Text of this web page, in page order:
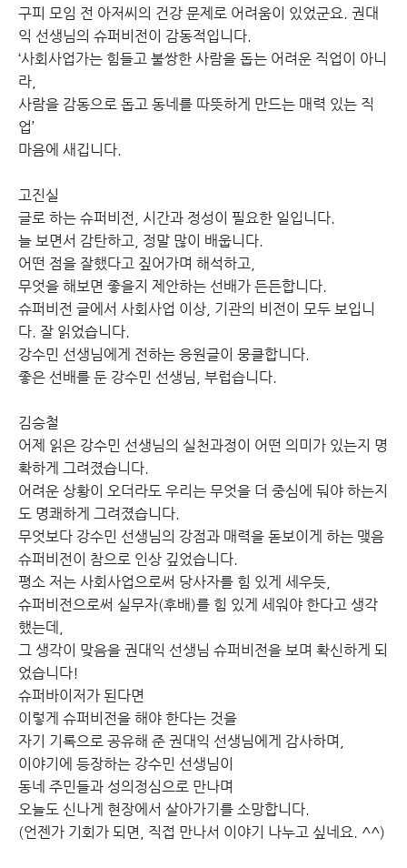
구피 모임 전 아저씨의 건강 문제로 어려움이 있었군요. 권대
익 선생님의 슈퍼비전이 감동적입니다.
‘사회사업가는 힘들고 불쌍한 사람을 돕는 어려운 직업이 아니
라,
사람을 감동으로 돕고 동네를 따뜻하게 만드는 매력 있는 직
업’
마음에 새깁니다.
고진실
글로 하는 슈퍼비전, 시간과 정성이 필요한 일입니다.
늘 보면서 감탄하고, 정말 많이 배웁니다.
어떤 점을 잘했다고 짚어가며 해석하고,
무엇을 해보면 좋을지 제안하는 선배가 든든합니다.
슈퍼비전 글에서 사회사업 이상, 기관의 비전이 모두 보입니
다. 잘 읽었습니다.
강수민 선생님에게 전하는 응원글이 뭉클합니다.
좋은 선배를 둔 강수민 선생님, 부럽습니다.
김승철
어제 읽은 강수민 선생님의 실천과정이 어떤 의미가 있는지 명
확하게 그려졌습니다.
어려운 상황이 오더라도 우리는 무엇을 더 중심에 둬야 하는지
도 명쾌하게 그려졌습니다.
무엇보다 강수민 선생님의 강점과 매력을 돋보이게 하는 맺음
슈퍼비전이 참으로 인상 깊었습니다.
평소 저는 사회사업으로써 당사자를 힘 있게 세우듯,
슈퍼비전으로써 실무자(후배)를 힘 있게 세워야 한다고 생각
했는데,
그 생각이 맞음을 권대익 선생님 슈퍼비전을 보며 확신하게 되
었습니다!
슈퍼바이저가 된다면
이렇게 슈퍼비전을 해야 한다는 것을
자기 기록으로 공유해 준 권대익 선생님에게 감사하며,
이야기에 등장하는 강수민 선생님이
동네 주민들과 성의정심으로 만나며
오늘도 신나게 현장에서 살아가기를 소망합니다.
(언젠가 기회가 되면, 직접 만나서 이야기 나누고 싶네요. ^^)